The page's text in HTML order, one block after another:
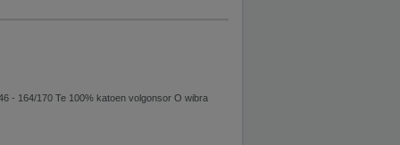
- 164/170 Te 100% katoen volgonsor O wibra